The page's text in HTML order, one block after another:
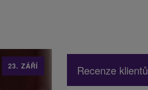
23. ZÁŘÍ Recenze klientů